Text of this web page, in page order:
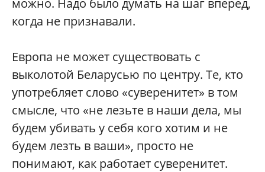
можно. Надо было думать на шаг вперёд,
когда не признавали.
Европа не может существовать с
выколотой Беларусью по центру. Те, кто
употребляет слово «суверенитет» в том
смысле, что «не лезьте в наши дела, мы
будем убивать у себя кого хотим и не
будем лезть в ваши», просто не
понимают, как работает суверенитет.